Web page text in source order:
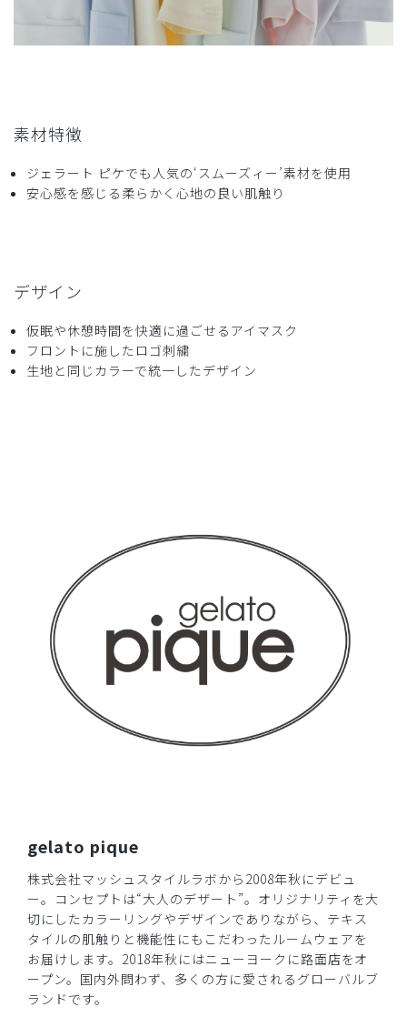
素材特徴
ジェラート ピケでも人気の‘スムーズィー’素材を使用
安心感を感じる柔らかく心地の良い肌触り
デザイン
仮眠や休憩時間を快適に過ごせるアイマスク
フロントに施したロゴ刺繍
生地と同じカラーで統一したデザイン
gelato pique
株式会社マッシュスタイルラボから2008年秋にデビュ
ー。コンセプトは“大人のデザート”。オリジナリティを大
切にしたカラーリングやデザインでありながら、テキス
タイルの肌触りと機能性にもこだわったルームウェアを
お届けします。2018年秋にはニューヨークに路面店をオ
ープン。国内外問わず、多くの方に愛されるグローバルブ
ランドです。